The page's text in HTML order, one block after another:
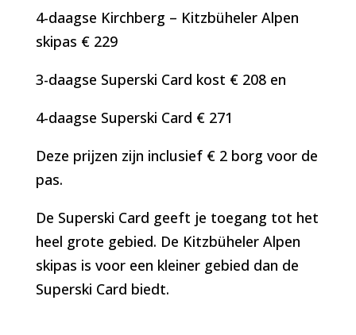
4-daagse Kirchberg – Kitzbüheler Alpen
skipas € 229
3-daagse Superski Card kost € 208 en
4-daagse Superski Card € 271
Deze prijzen zijn inclusief € 2 borg voor de
pas.
De Superski Card geeft je toegang tot het
heel grote gebied. De Kitzbüheler Alpen
skipas is voor een kleiner gebied dan de
Superski Card biedt.